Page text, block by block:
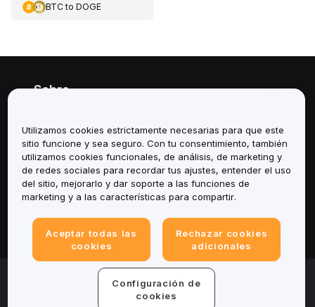
BTCto DOGE
Sobre
Soporte
Productos
Legal
© 2025-2026 Bybit.eu. All rights reserved.
Términos de Privacidad
Utilizamos cookies estrictamente necesarias para que este
sitio funcione y sea seguro. Con tu consentimiento, también
utilizamos cookies funcionales, de análisis, de marketing y
de redes sociales para recordar tus ajustes, entender el uso
del sitio, mejorarlo y dar soporte a las funciones de
marketing y a las características para compartir.
Aceptar todas las
cookies
Rechazar cookies
adicionales
Configuración de
cookies